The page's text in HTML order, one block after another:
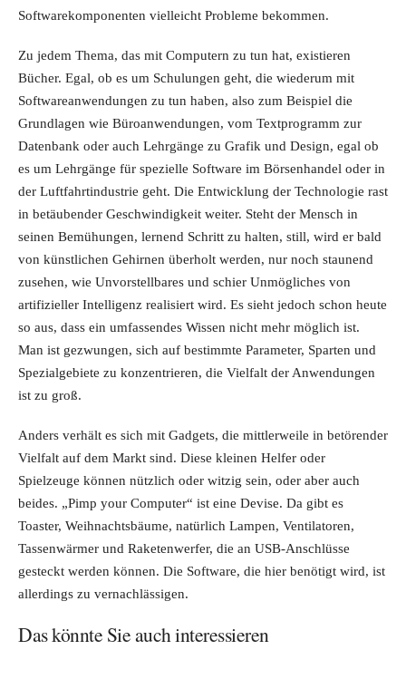
Softwarekomponenten vielleicht Probleme bekommen.
Zu jedem Thema, das mit Computern zu tun hat, existieren
Bücher. Egal, ob es um Schulungen geht, die wiederum mit
Softwareanwendungen zu tun haben, also zum Beispiel die
Grundlagen wie Büroanwendungen, vom Textprogramm zur
Datenbank oder auch Lehrgänge zu Grafik und Design, egal ob
es um Lehrgänge für spezielle Software im Börsenhandel oder in
der Luftfahrtindustrie geht. Die Entwicklung der Technologie rast
in betäubender Geschwindigkeit weiter. Steht der Mensch in
seinen Bemühungen, lernend Schritt zu halten, still, wird er bald
von künstlichen Gehirnen überholt werden, nur noch staunend
zusehen, wie Unvorstellbares und schier Unmögliches von
artifizieller Intelligenz realisiert wird. Es sieht jedoch schon heute
so aus, dass ein umfassendes Wissen nicht mehr möglich ist.
Man ist gezwungen, sich auf bestimmte Parameter, Sparten und
Spezialgebiete zu konzentrieren, die Vielfalt der Anwendungen
ist zu groß.
Anders verhält es sich mit Gadgets, die mittlerweile in betörender
Vielfalt auf dem Markt sind. Diese kleinen Helfer oder
Spielzeuge können nützlich oder witzig sein, oder aber auch
beides. „Pimp your Computer“ ist eine Devise. Da gibt es
Toaster, Weihnachtsbäume, natürlich Lampen, Ventilatoren,
Tassenwärmer und Raketenwerfer, die an USB-Anschlüsse
gesteckt werden können. Die Software, die hier benötigt wird, ist
allerdings zu vernachlässigen.
Das könnte Sie auch interessieren